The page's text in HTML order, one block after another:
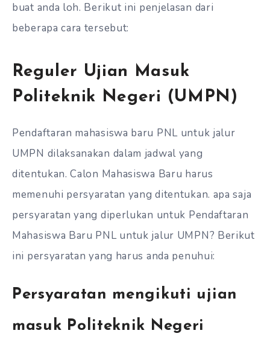
buat anda loh. Berikut ini penjelasan dari
beberapa cara tersebut:
Reguler Ujian Masuk
Politeknik Negeri (UMPN)
Pendaftaran mahasiswa baru PNL untuk jalur
UMPN dilaksanakan dalam jadwal yang
ditentukan. Calon Mahasiswa Baru harus
memenuhi persyaratan yang ditentukan. apa saja
persyaratan yang diperlukan untuk Pendaftaran
Mahasiswa Baru PNL untuk jalur UMPN? Berikut
ini persyaratan yang harus anda penuhui:
Persyaratan mengikuti ujian
masuk Politeknik Negeri